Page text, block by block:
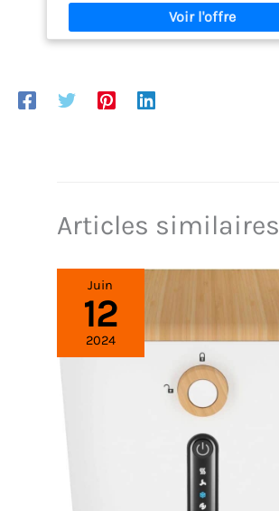
Articles similaires
Juin
12
2024